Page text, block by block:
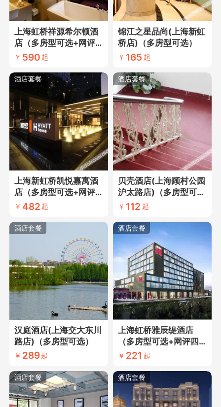
上海虹桥祥源希尔顿酒
店（多房型可选+网评
五钻酒店+近虹桥地
￥ 590 起
酒店套餐
上海新虹桥凯悦嘉寓酒
店（多房型可选+网评
四钻酒店+近虹桥枢
￥ 482 起
酒店套餐
汉庭酒店(上海交大东川
路店)（多房型可选）
￥ 289起
酒店套餐
锦江之星品尚(上海新虹
桥店)（多房型可选）
￥ 165 起
酒店套餐
贝壳酒店(上海顾村公园
沪太路店)（多房型可
选）
￥ 112 起
酒店套餐
上海虹桥雅辰缇酒店
（多房型可选+网评四
钻酒店+近七宝古镇）
￥ 221 起
酒店套餐